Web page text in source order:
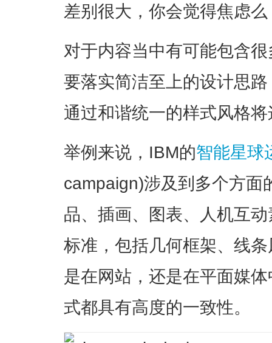
差别很大，你会觉得焦虑
对于内容当中有可能包含
要落实简洁至上的设计思
通过和谐统一的样式风格
举例来说，IBM的智能星球
campaign)涉及到多个方面
品、插画、图表、人机互
标准，包括几何框架、线
是在网站，还是在平面媒
式都具有高度的一致性。